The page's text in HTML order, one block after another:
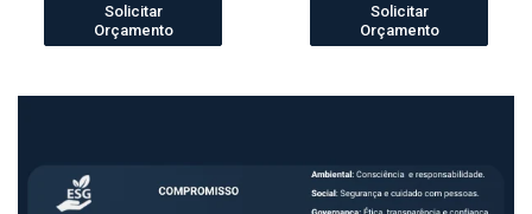
Solicitar
Orçamento
Solicitar
Orçamento